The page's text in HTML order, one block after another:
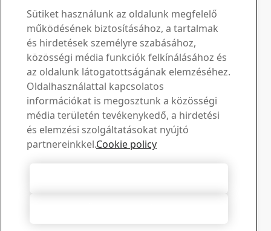
Kérdéseivel és kéréseivel
keressen bennünket
Letöltési központ
Keressen és töltsön le SSAB prospektusokat,
tanúsítványokat és egyéb anyagokat.
Letöltések megtekintése
Értékesítés
Lépjen kapcsolatba az értékesítési tanácsadással az
értékesítéssel és a termékekkel kapcsolatos
Műszaki támogatás
Sütiket használunk az oldalunk megfelelő
működésének biztosításához, a tartalmak
és hirdetések személyre szabásához,
közösségi média funkciók felkínálásához és
az oldalunk látogatottságának elemzéséhez.
Oldalhasználattal kapcsolatos
információkat is megosztunk a közösségi
média területén tevékenykedő, a hirdetési
és elemzési szolgáltatásokat nyújtó
partnereinkkel.Cookie policy